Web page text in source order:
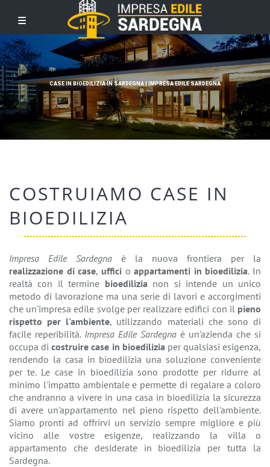
CASE IN BIOEDILIZIA IN SARDEGNA | IMPRESA EDILE SARDEGNA
COSTRUIAMO CASE IN
BIOEDILIZIA
Impresa Edile Sardegna è la nuova frontiera per la
realizzazione di case, ufficioappartamenti in bioedilizia. In
realtà con il termine bioedilizianon si intende un unico
metodo di lavorazione ma una serie di lavori e accorgimenti
che un'impresa edile svolge per realizzare edifici con il pieno
rispetto per l'ambiente, utilizzando materiali che sono di
facile reperibilità. Impresa Edile Sardegna è un'azienda che si
occupa dicostruire case in bioediliziaper qualsiasi esigenza,
rendendo la casa in bioedilizia una soluzione conveniente
per te. Le case in bioedilizia sono prodotte per ridurre al
minimo l'impatto ambientale e permette di regalare a coloro
che andranno a vivere in una casa in bioedilizia la sicurezza
di avere un'appartamento nel pieno rispetto dell'ambiente.
Siamo pronti ad offrirvi un servizio sempre migliore e più
vicino alle vostre esigenze, realizzando la villa o
appartamento che desiderate in bioedilizia per tutta la
Sardegna.